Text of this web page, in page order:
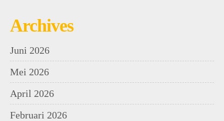
Archives
Juni 2026
Mei 2026
April 2026
Februari 2026